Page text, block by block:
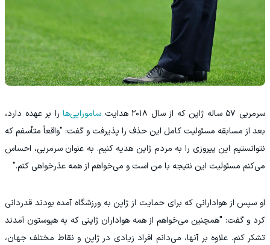
سرمربی ۵۷ ساله ژاپن که از سال ۲۰۱۸ هدایت سامورایی‌هارا بر عهده دارد،
بعد از مسابقه مسئولیت کامل این حذف را پذیرفت و گفت: "واقعاً متأسفم که
نتوانستیم این پیروزی را به مردم ژاپن هدیه کنیم. به عنوان سرمربی، احساس
می‌کنم مسئولیت این نتیجه با من است و می‌خواهم از همه عذرخواهی کنم."
او سپس از هوادارانی که برای حمایت از ژاپن به ورزشگاه آمده بودند قدردانی
کرد و گفت: "همچنین می‌خواهم از همه هواداران ژاپنی که به هیوستون آمدند
تشکر کنم. علاوه بر آنها، می‌دانم افراد زیادی در ژاپن و نقاط مختلف جهان،